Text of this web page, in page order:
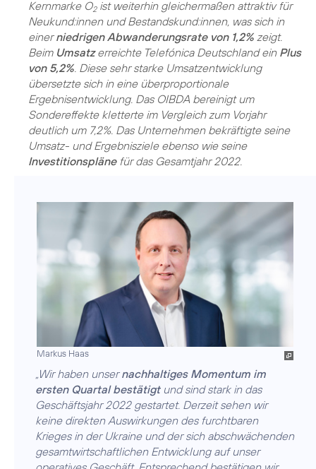
Kernmarke O2ist weiterhin gleichermaßen attraktiv für
Neukund:innen und Bestandskund:innen, was sich in
einerniedrigen Abwanderungsrate von 1,2% zeigt.
Beim Umsatzerreichte Telefónica Deutschland ein Plus
von 5,2% . Diese sehr starke Umsatzentwicklung
übersetzte sich in eine überproportionale
Ergebnisentwicklung. Das OIBDA bereinigt um
Sondereffekte kletterte im Vergleich zum Vorjahr
deutlich um 7,2%. Das Unternehmen bekräftigte seine
Umsatz- und Ergebnisziele ebenso wie seine
Investitionsplänefür das Gesamtjahr 2022.
Markus Haas
„Wir haben unsernachhaltiges Momentum im
ersten Quartal bestätigtund sind stark in das
Geschäftsjahr 2022 gestartet. Derzeit sehen wir
keine direkten Auswirkungen des furchtbaren
Krieges in der Ukraine und der sich abschwächenden
gesamtwirtschaftlichen Entwicklung auf unser